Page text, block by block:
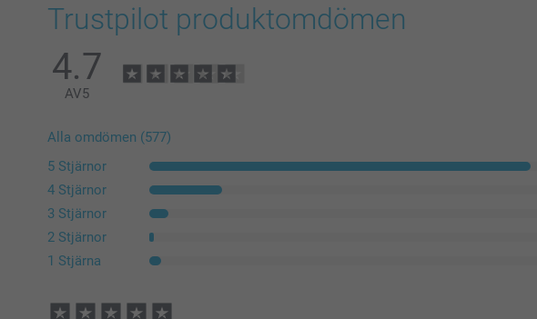
Trustpilot produktomdömen
4.7
AV5
Alla omdömen (577)
5 Stjärnor
4 Stjärnor
3 Stjärnor
2 Stjärnor
1 Stjärna